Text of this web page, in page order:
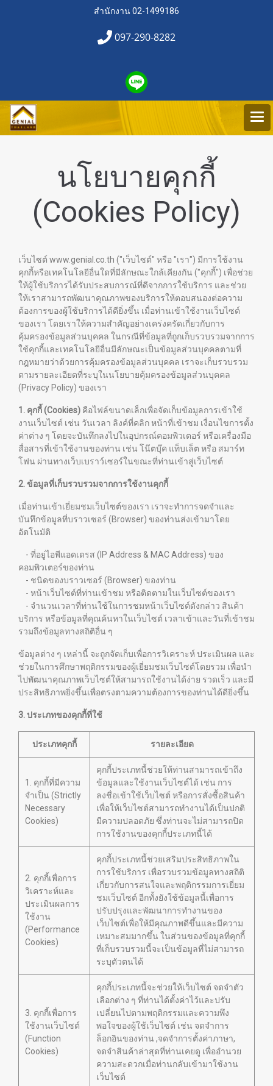
สำนักงาน 02-1499186
097-290-8282
นโยบายคุกกี้
(Cookies Policy)
เว็บไซต์ www.genial.co.th ("เว็บไซต์" หรือ "เรา") มีการใช้งาน
คุกกี้หรือเทคโนโลยีอื่นใดที่มีลักษณะใกล้เคียงกัน ("คุกกี้") เพื่อช่วย
ให้ผู้ใช้บริการได้รับประสบการณ์ที่ดีจากการใช้บริการ และช่วย
ให้เราสามารถพัฒนาคุณภาพของบริการให้ตอบสนองต่อความ
ต้องการของผู้ใช้บริการได้ดียิ่งขึ้น เมื่อท่านเข้าใช้งานเว็บไซต์
ของเรา โดยเราให้ความสำคัญอย่างเคร่งครัดเกี่ยวกับการ
คุ้มครองข้อมูลส่วนบุคคล ในกรณีที่ข้อมูลที่ถูกเก็บรวบรวมจากการ
ใช้คุกกี้และเทคโนโลยีอื่นมีลักษณะเป็นข้อมูลส่วนบุคคลตามที่
กฎหมายว่าด้วยการคุ้มครองข้อมูลส่วนบุคคล เราจะเก็บรวบรวม
ตามรายละเอียดที่ระบุในนโยบายคุ้มครองข้อมูลส่วนบุคคล
(Privacy Policy) ของเรา
1. คุกกี้ (Cookies) คือไฟล์ขนาดเล็กเพื่อจัดเก็บข้อมูลการเข้าใช้
งานเว็บไซต์ เช่น วันเวลา ลิงค์ที่คลิก หน้าที่เข้าชม เงื่อนไขการตั้ง
ค่าต่าง ๆ โดยจะบันทึกลงไปในอุปกรณ์คอมพิวเตอร์ หรือเครื่องมือ
สื่อสารที่เข้าใช้งานของท่าน เช่น โน๊ตบุ๊ค แท็บเล็ต หรือ สมาร์ท
โฟน ผ่านทางเว็บเบราว์เซอร์ในขณะที่ท่านเข้าสู่เว็บไซต์
2. ข้อมูลที่เก็บรวบรวมจากการใช้งานคุกกี้
เมื่อท่านเข้าเยี่ยมชมเว็บไซต์ของเรา เราจะทำการจดจำและ
บันทึกข้อมูลที่บราวเซอร์ (Browser) ของท่านส่งเข้ามาโดย
อัตโนมัติ
- ที่อยู่ไอพีแอดเดรส (IP Address & MAC Address) ของ
คอมพิวเตอร์ของท่าน
- ชนิดของบราวเซอร์ (Browser) ของท่าน
- หน้าเว็บไซต์ที่ท่านเข้าชม หรือติดตามในเว็บไซต์ของเรา
- จำนวนเวลาที่ท่านใช้ในการชมหน้าเว็บไซต์ดังกล่าว สินค้า
บริการ หรือข้อมูลที่คุณค้นหาในเว็บไซต์ เวลาเข้าและวันที่เข้าชม
รวมถึงข้อมูลทางสถิติอื่น ๆ
ข้อมูลต่าง ๆ เหล่านี้ จะถูกจัดเก็บเพื่อการวิเคราะห์ ประเมินผล และ
ช่วยในการศึกษาพฤติกรรมของผู้เยี่ยมชมเว็บไซต์โดยรวม เพื่อนำ
ไปพัฒนาคุณภาพเว็บไซต์ให้สามารถใช้งานได้ง่าย รวดเร็ว และมี
ประสิทธิภาพยิ่งขึ้นเพื่อตรงตามความต้องการของท่านได้ดียิ่งขึ้น
3. ประเภทของคุกกี้ที่ใช้
ประเภทคุกกี้ รายละเอียด
1. คุกกี้ที่มีความ
จำเป็น (Strictly
Necessary
Cookies)
คุกกี้ประเภทนี้ช่วยให้ท่านสามารถเข้าถึง
ข้อมูลและใช้งานเว็บไซต์ได้ เช่น การ
ลงชื่อเข้าใช้เว็บไซต์ หรือการสั่งซื้อสินค้า
เพื่อให้เว็บไซต์สามารถทำงานได้เป็นปกติ
มีความปลอดภัย ซึ่งท่านจะไม่สามารถปิด
การใช้งานของคุกกี้ประเภทนี้ได้
2. คุกกี้เพื่อการ
วิเคราะห์และ
ประเมินผลการ
ใช้งาน
(Performance
Cookies)
คุกกี้ประเภทนี้ช่วยเสริมประสิทธิภาพใน
การใช้บริการ เพื่อรวบรวมข้อมูลทางสถิติ
เกี่ยวกับการสนใจและพฤติกรรมการเยี่ยม
ชมเว็บไซต์ อีกทั้งยังใช้ข้อมูลนี้เพื่อการ
ปรับปรุงและพัฒนาการทำงานของ
เว็บไซต์เพื่อให้มีคุณภาพดีขึ้นและมีความ
เหมาะสมมากขึ้น ในส่วนของข้อมูลที่คุกกี้
ที่เก็บรวบรวมนี้จะเป็นข้อมูลที่ไม่สามารถ
ระบุตัวตนได้
3. คุกกี้เพื่อการ
ใช้งานเว็บไซต์
(Function
Cookies)
คุกกี้ประเภทนี้จะช่วยให้เว็บไซต์ จดจำตัว
เลือกต่าง ๆ ที่ท่านได้ตั้งค่าไว้และปรับ
เปลี่ยนไปตามพฤติกรรมและความพึง
พอใจของผู้ใช้เว็บไซต์ เช่น จดจำการ
ล็อกอินของท่าน ,จดจำการตั้งค่าภาษา,
จดจำสินค้าล่าสุดที่ท่านเคยดู เพื่ออำนวย
ความสะดวกเมื่อท่านกลับเข้ามาใช้งาน
เว็บไซต์